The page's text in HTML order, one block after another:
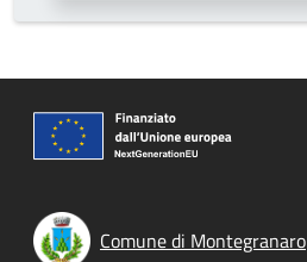
Comune di Montegranaro